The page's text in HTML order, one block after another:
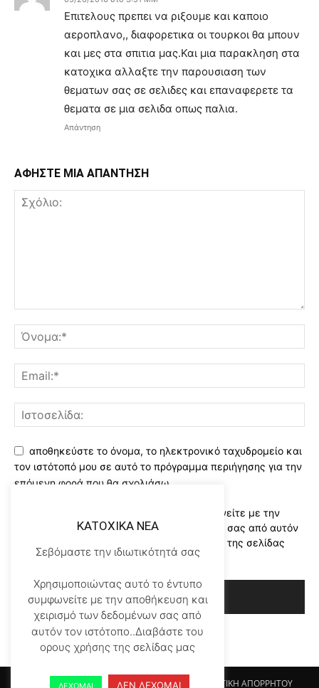
Επιτελους πρεπει να ριξουμε και καποιο
αεροπλανο,, διαφορετικα οι τουρκοι θα μπουν
και μες στα σπιτια μας.Και μια παρακληση στα
κατοχικα αλλαξτε την παρουσιαση των
θεματων σας σε σελιδες και επαναφερετε τα
θεματα σε μια σελιδα οπως παλια.
Απάντηση
ΑΦΗΣΤΕ ΜΙΑ ΑΠΑΝΤΗΣΗ
αποθηκεύστε το όνομα, το ηλεκτρονικό ταχυδρομείο και
τον ιστότοπό μου σε αυτό το πρόγραμμα περιήγησης για την
επόμενη φορά που θα σχολιάσω.
Χρησιμοποιώντας αυτό το έντυπο συμφωνείτε με την
αποθήκευση και χειρισμό των δεδομένων σας από αυτόν
τον ιστότοπο..Διαβάστε του ορους χρήσης της σελίδας
μας*
Αρχικη KATOHIKA NEA Login Register ΠΟΛΙΤΙΚΗ ΑΠΟΡΡΗΤΟΥ
KATOXIKA NEA
Σεβόμαστε την ιδιωτικότητά σας
Χρησιμοποιώντας αυτό το έντυπο
συμφωνείτε με την αποθήκευση και
χειρισμό των δεδομένων σας από
αυτόν τον ιστότοπο..Διαβάστε του
ορους χρήσης της σελίδας μας
ΔΕΧΟΜΑΙ ΔΕΝ ΔΕΧΟΜΑΙ